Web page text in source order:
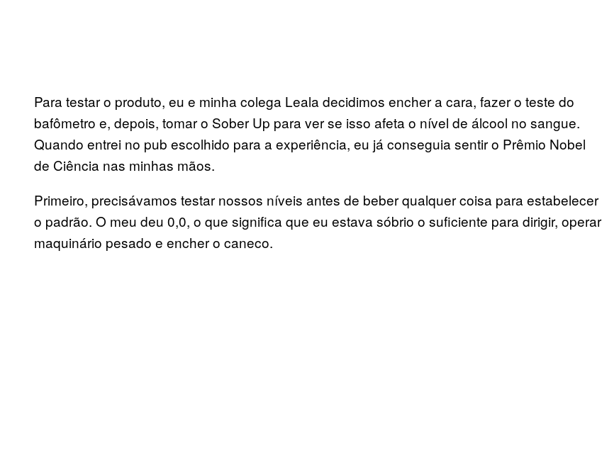
Para testar o produto, eu e minha colega Leala decidimos encher a cara, fazer o teste do
bafômetro e, depois, tomar o Sober Up para ver se isso afeta o nível de álcool no sangue.
Quando entrei no pub escolhido para a experiência, eu já conseguia sentir o Prêmio Nobel
de Ciência nas minhas mãos.
Primeiro, precisávamos testar nossos níveis antes de beber qualquer coisa para estabelecer
o padrão. O meu deu 0,0, o que significa que eu estava sóbrio o suficiente para dirigir, operar
maquinário pesado e encher o caneco.